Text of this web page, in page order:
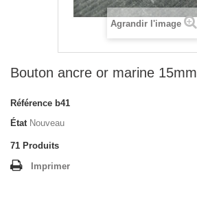
Agrandir l'image
Bouton ancre or marine 15mm
Référence b41
État Nouveau
71 Produits
Imprimer